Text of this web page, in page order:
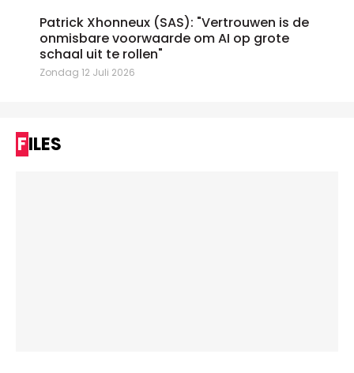
Patrick Xhonneux (SAS): "Vertrouwen is de
onmisbare voorwaarde om AI op grote
schaal uit te rollen"
Zondag 12 Juli 2026
FILES